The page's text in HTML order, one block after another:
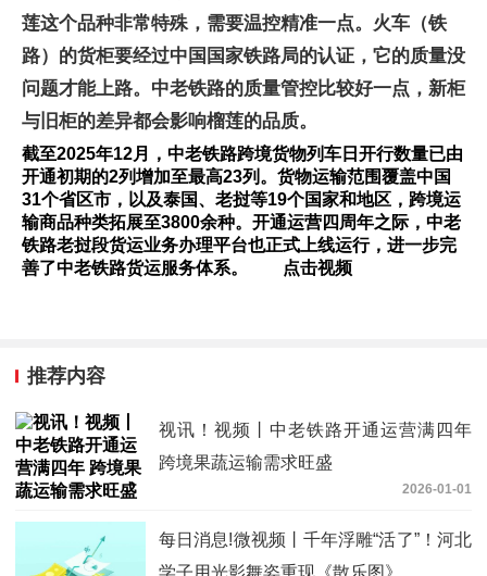
莲这个品种非常特殊，需要温控精准一点。火车（铁
路）的货柜要经过中国国家铁路局的认证，它的质量没
问题才能上路。中老铁路的质量管控比较好一点，新柜
与旧柜的差异都会影响榴莲的品质。
截至2025年12月，中老铁路跨境货物列车日开行数量已由
开通初期的2列增加至最高23列。货物运输范围覆盖中国
31个省区市，以及泰国、老挝等19个国家和地区，跨境运
输商品种类拓展至3800余种。开通运营四周年之际，中老
铁路老挝段货运业务办理平台也正式上线运行，进一步完
善了中老铁路货运服务体系。 点击视频
推荐内容
视讯！视频丨中老铁路开通运营满四年
跨境果蔬运输需求旺盛
2026-01-01
每日消息!微视频丨千年浮雕“活了”！河北
学子用光影舞姿重现《散乐图》